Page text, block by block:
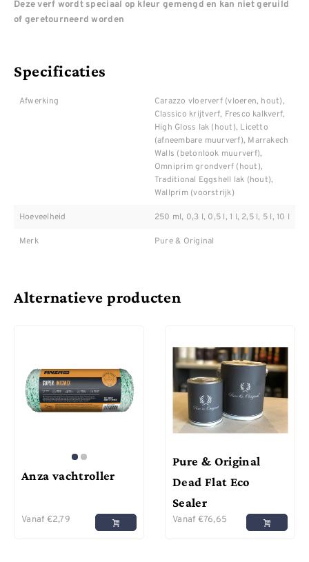
Deze verf wordt speciaal op kleur gemengd en kan niet geruild
of geretourneerd worden
Specificaties
Afwerking
Carazzo vloerverf (vloeren, hout),
Classico krijtverf, Fresco kalkverf,
High Gloss lak (hout), Licetto
(afneembare muurverf), Marrakech
Walls (betonlook muurverf),
Omniprim grondverf (hout),
Traditional Eggshell lak (hout),
Wallprim (voorstrijk)
Hoeveelheid 250 ml, 0,3 l, 0,5 l, 1 l, 2,5 l, 5 l, 10 l
Merk Pure & Original
Alternatieve producten
Anza vachtroller
Vanaf €2,79
Pure & Original
Dead Flat Eco
Sealer
Vanaf €76,65